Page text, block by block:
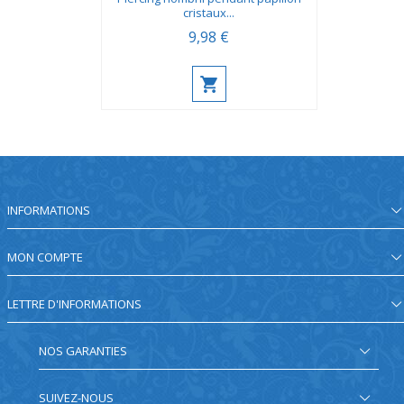
cristaux...
9,98 €
INFORMATIONS
MON COMPTE
LETTRE D'INFORMATIONS
NOS GARANTIES
SUIVEZ-NOUS